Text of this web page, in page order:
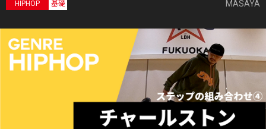
HIPHOP 基礎 MASAYA